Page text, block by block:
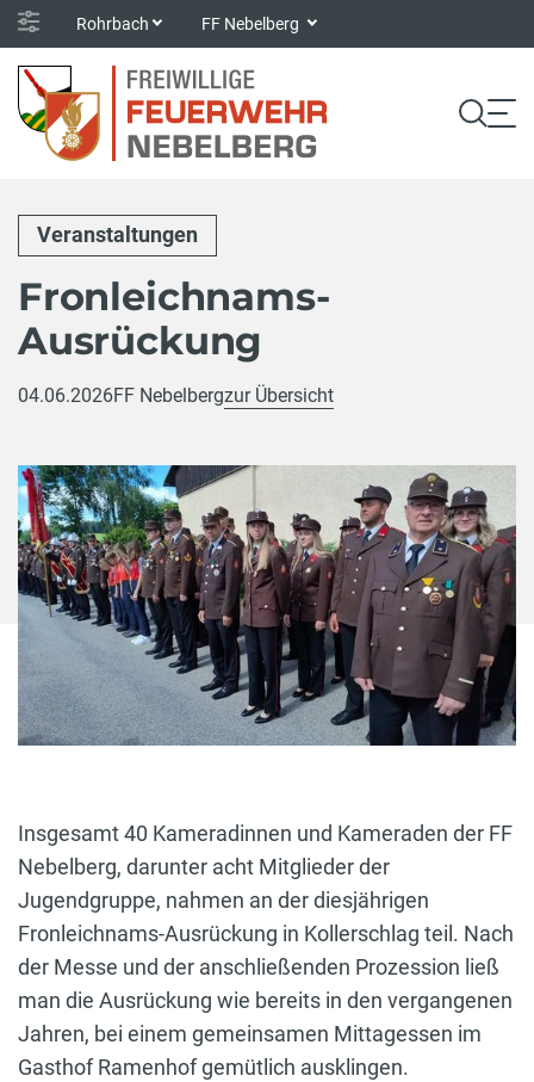
Rohrbach FF Nebelberg
Veranstaltungen
Fronleichnams-
Ausrückung
04.06.2026FF Nebelbergzur Übersicht
Insgesamt 40 Kameradinnen und Kameraden der FF
Nebelberg, darunter acht Mitglieder der
Jugendgruppe, nahmen an der diesjährigen
Fronleichnams-Ausrückung in Kollerschlag teil. Nach
der Messe und der anschließenden Prozession ließ
man die Ausrückung wie bereits in den vergangenen
Jahren, bei einem gemeinsamen Mittagessen im
Gasthof Ramenhof gemütlich ausklingen.